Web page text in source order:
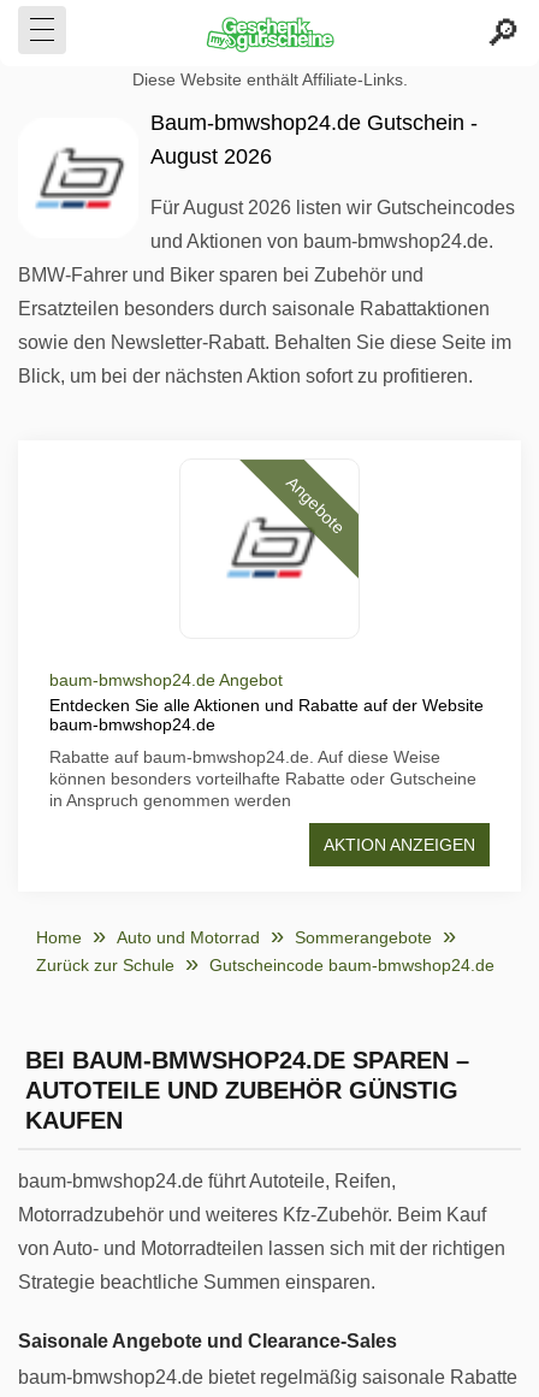
Diese Website enthält Affiliate-Links.
Baum-bmwshop24.de Gutschein -
August 2026
Für August 2026 listen wir Gutscheincodes
und Aktionen von baum-bmwshop24.de.
BMW-Fahrer und Biker sparen bei Zubehör und
Ersatzteilen besonders durch saisonale Rabattaktionen
sowie den Newsletter-Rabatt. Behalten Sie diese Seite im
Blick, um bei der nächsten Aktion sofort zu profitieren.
Angebote
baum-bmwshop24.de Angebot
Entdecken Sie alle Aktionen und Rabatte auf der Website
baum-bmwshop24.de
Rabatte auf baum-bmwshop24.de. Auf diese Weise
können besonders vorteilhafte Rabatte oder Gutscheine
in Anspruch genommen werden
AKTION ANZEIGEN
Home Auto und Motorrad
Sommerangebote
Zurück zur Schule
Gutscheincode baum-bmwshop24.de
BEI BAUM-BMWSHOP24.DE SPAREN –
AUTOTEILE UND ZUBEHÖR GÜNSTIG
KAUFEN
baum-bmwshop24.de führt Autoteile, Reifen,
Motorradzubehör und weiteres Kfz-Zubehör. Beim Kauf
von Auto- und Motorradteilen lassen sich mit der richtigen
Strategie beachtliche Summen einsparen.
Saisonale Angebote und Clearance-Sales
baum-bmwshop24.de bietet regelmäßig saisonale Rabatte